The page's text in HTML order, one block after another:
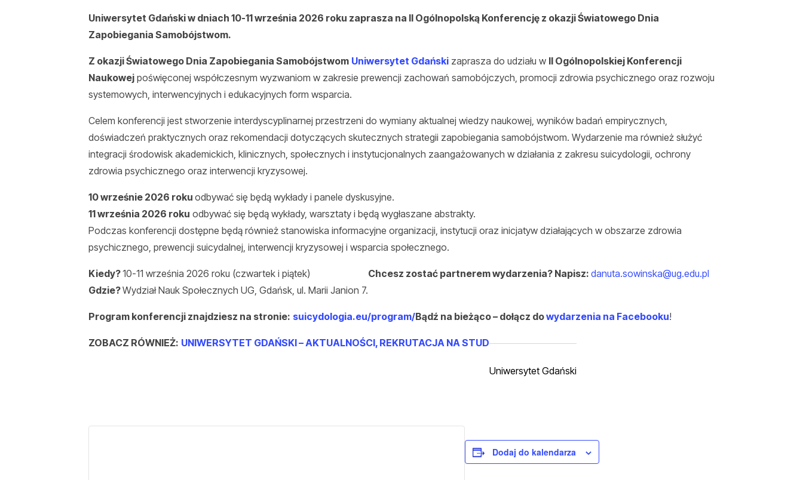
Uniwersytet Gdański w dniach 10-11 września 2026 roku zaprasza na II Ogólnopolską Konferencję z okazji Światowego Dnia
Zapobiegania Samobójstwom.
Z okazji Światowego Dnia Zapobiegania Samobójstwom Uniwersytet Gdański zaprasza do udziału w II Ogólnopolskiej Konferencji
Naukowej poświęconej współczesnym wyzwaniom w zakresie prewencji zachowań samobójczych, promocji zdrowia psychicznego oraz rozwoju
systemowych, interwencyjnych i edukacyjnych form wsparcia.
Celem konferencji jest stworzenie interdyscyplinarnej przestrzeni do wymiany aktualnej wiedzy naukowej, wyników badań empirycznych,
doświadczeń praktycznych oraz rekomendacji dotyczących skutecznych strategii zapobiegania samobójstwom. Wydarzenie ma również służyć
integracji środowisk akademickich, klinicznych, społecznych i instytucjonalnych zaangażowanych w działania z zakresu suicydologii, ochrony
zdrowia psychicznego oraz interwencji kryzysowej.
10 wrześnie 2026 roku odbywać się będą wykłady i panele dyskusyjne.
11 września 2026 roku odbywać się będą wykłady, warsztaty i będą wygłaszane abstrakty.
Podczas konferencji dostępne będą również stanowiska informacyjne organizacji, instytucji oraz inicjatyw działających w obszarze zdrowia
psychicznego, prewencji suicydalnej, interwencji kryzysowej i wsparcia społecznego.
Kiedy?10-11 września 2026 roku (czwartek i piątek)
Gdzie?Wydział Nauk Społecznych UG, Gdańsk, ul. Marii Janion 7.
Chcesz zostać partnerem wydarzenia? Napisz: danuta.sowinska@ug.edu.pl
Program konferencji znajdziesz na stronie: suicydologia.eu/program/Bądź na bieżąco – dołącz dowydarzenia na Facebooku!
ZOBACZ RÓWNIEŻ: UNIWERSYTET GDAŃSKI – AKTUALNOŚCI, REKRUTACJA NA STUD
Uniwersytet Gdański
Dodaj do kalendarza